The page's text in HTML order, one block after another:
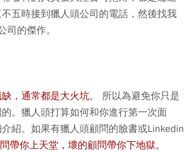
五時接到獵人頭公司的電話，然後找我
的傑作。
，通常都是大火坑。
所以為避免你只是
。獵人頭打算如何和你進行第一次面
紹。如果有獵人頭顧問的臉書或Linkedin
帶你上天堂，壞的顧問帶你下地獄。